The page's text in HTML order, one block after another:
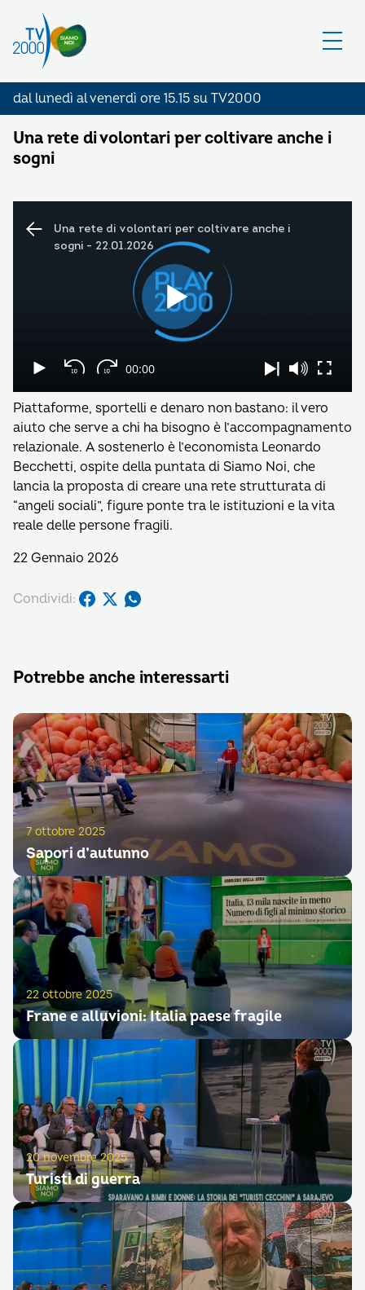
dal lunedì al venerdì ore 15.15 su TV2000
Una rete di volontari per coltivare anche i
sogni
Piattaforme, sportelli e denaro non bastano: il vero
aiuto che serve a chi ha bisogno è l’accompagnamento
relazionale. A sostenerlo è l’economista Leonardo
Becchetti, ospite della puntata di Siamo Noi, che
lancia la proposta di creare una rete strutturata di
“angeli sociali”, figure ponte tra le istituzioni e la vita
reale delle persone fragili.
22 Gennaio 2026
Condividi:
Potrebbe anche interessarti
7 ottobre 2025
Sapori d’autunno
22 ottobre 2025
Frane e alluvioni: Italia paese fragile
20 novembre 2025
Turisti di guerra